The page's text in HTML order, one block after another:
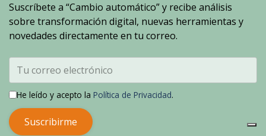
Suscríbete a “Cambio automático” y recibe análisis
sobre transformación digital, nuevas herramientas y
novedades directamente en tu correo.
He leído y acepto la Política de Privacidad.
Suscribirme